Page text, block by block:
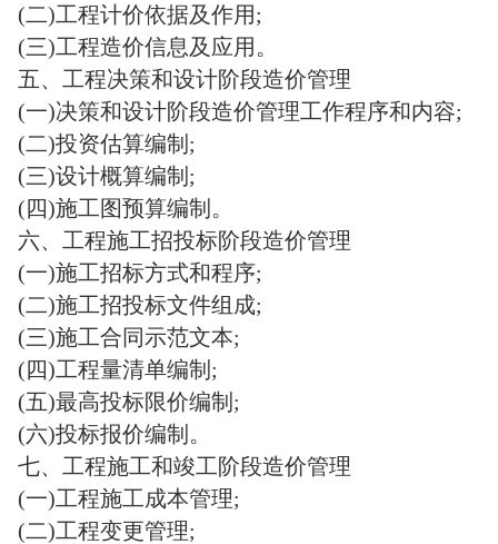
(二)工程计价依据及作用;
(三)工程造价信息及应用。
五、工程决策和设计阶段造价管理
(一)决策和设计阶段造价管理工作程序和内容;
(二)投资估算编制;
(三)设计概算编制;
(四)施工图预算编制。
六、工程施工招投标阶段造价管理
(一)施工招标方式和程序;
(二)施工招投标文件组成;
(三)施工合同示范文本;
(四)工程量清单编制;
(五)最高投标限价编制;
(六)投标报价编制。
七、工程施工和竣工阶段造价管理
(一)工程施工成本管理;
(二)工程变更管理;